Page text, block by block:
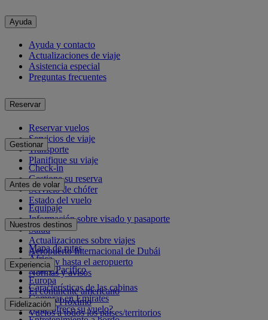
Ayuda
Ayuda y contacto
Actualizaciones de viaje
Asistencia especial
Preguntas frecuentes
Reservar
Reservar vuelos
Servicios de viaje
Transporte
Planifique su viaje
Gestionar
Check-in
Gestione su reserva
Servicio de chófer
Estado del vuelo
Antes de volar
Equipaje
Información sobre visado y pasaporte
Salud
Actualizaciones sobre viajes
Aeropuerto Internacional de Dubái
Desde y hasta el aeropuerto
Normas y avisos
Nuestros destinos
Mapa de rutas
África
Asia y Pacífico
Europa
El continente americano
Oriente Próximo
Vuelos a todos los países/territorios
Experiencia
Características de las cabinas
Comprar en Emirates
¿Qué ofrece su vuelo?
Fidelización